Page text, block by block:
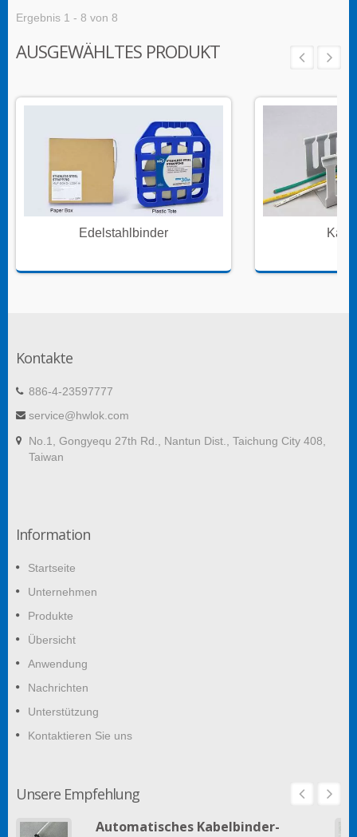
Ergebnis 1 - 8 von 8
AUSGEWÄHLTES PRODUKT
Edelstahlbinder
Kontakte
886-4-23597777
service@hwlok.com
No.1, Gongyequ 27th Rd., Nantun Dist., Taichung City 408,
Taiwan
Information
Startseite
Unternehmen
Produkte
Übersicht
Anwendung
Nachrichten
Unterstützung
Kontaktieren Sie uns
Unsere Empfehlung
Automatisches Kabelbinder-